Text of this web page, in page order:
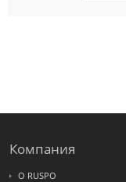
Интурист
Компания
О RUSPO